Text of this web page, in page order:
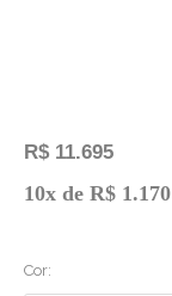
R$ 11.695
10x de R$ 1.170
Cor:
Pingente
Liso